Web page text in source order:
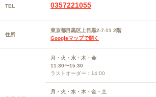
TEL 0357221055
住所
東京都目黒区上目黒2-7-11 2階
Googleマップで開く
月・火・水・木・金
11:30〜15:30
ラストオーダー：14:00
月・火・水・木・金・土